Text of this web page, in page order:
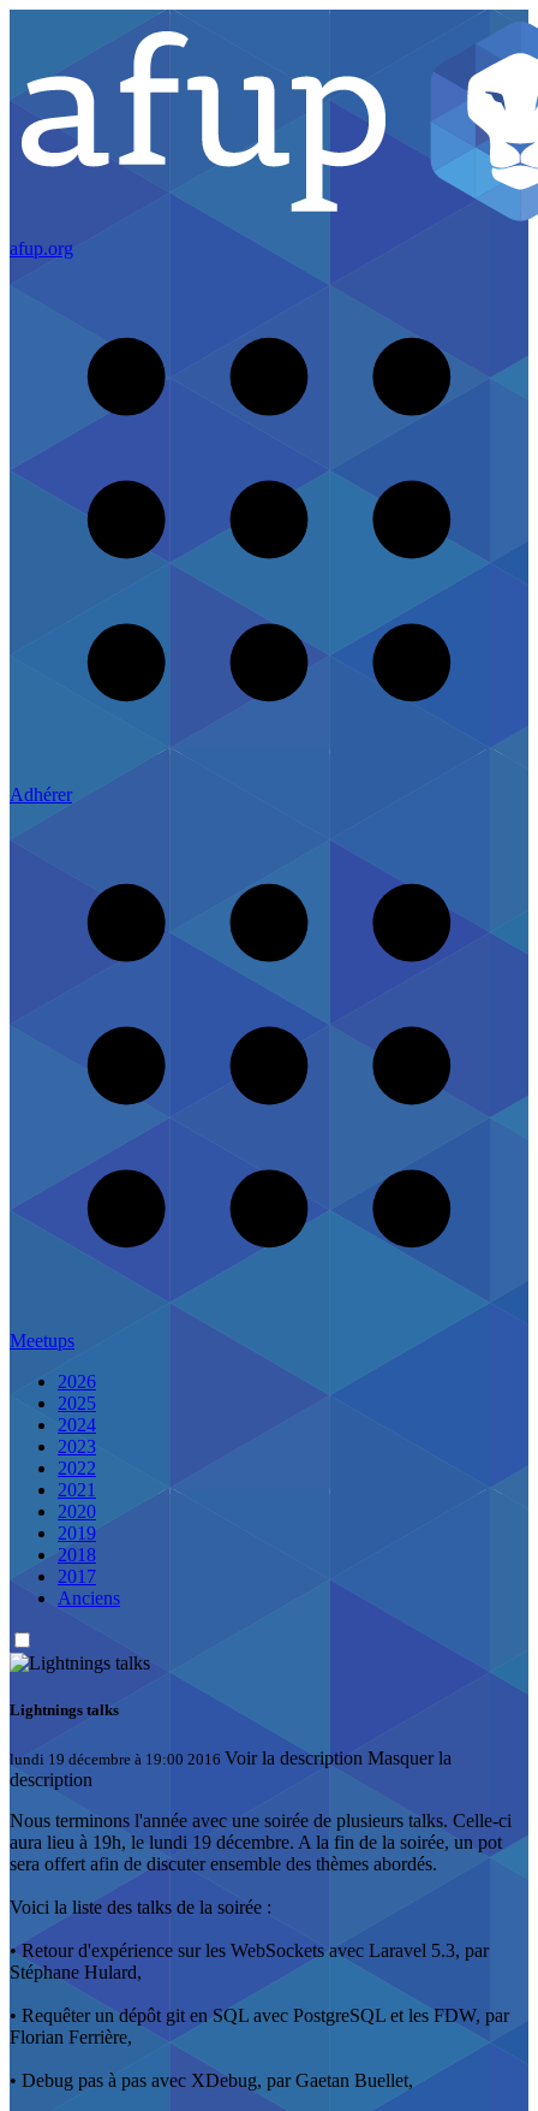
afup.org
Adhérer
Meetups
2026
2025
2024
2023
2022
2021
2020
2019
2018
2017
Anciens
Lightnings talks
lundi 19 décembre à 19:00 2016 Voir la description Masquer la
description
Nous terminons l'année avec une soirée de plusieurs talks. Celle-ci
aura lieu à 19h, le lundi 19 décembre. A la fin de la soirée, un pot
sera offert afin de discuter ensemble des thèmes abordés.
Voici la liste des talks de la soirée :
• Retour d'expérience sur les WebSockets avec Laravel 5.3, par
Stéphane Hulard,
• Requêter un dépôt git en SQL avec PostgreSQL et les FDW, par
Florian Ferrière,
• Debug pas à pas avec XDebug, par Gaetan Buellet,